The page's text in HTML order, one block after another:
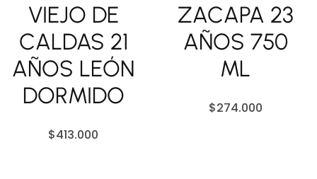
VIEJO DE
CALDAS 21
AÑOS LEÓN
DORMIDO
$413.000
ZACAPA 23
AÑOS 750
ML
$274.000